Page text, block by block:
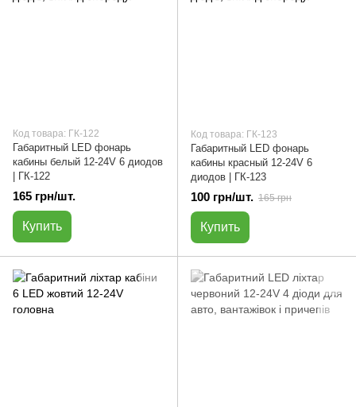
Код товара: ГК-122
Габаритный LED фонарь
кабины белый 12-24V 6 диодов
| ГК-122
165 грн/шт.
Купить
Код товара: ГК-123
Габаритный LED фонарь
кабины красный 12-24V 6
диодов | ГК-123
100 грн/шт. 165 грн
Купить